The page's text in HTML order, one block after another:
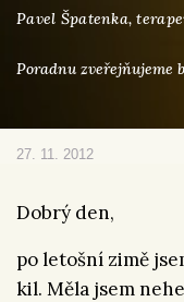
Pavel Špatenka,
Poradnu zveřejňujeme
27. 11. 2012
Dobrý den,
po letošní zimě
kil. Měla jsem